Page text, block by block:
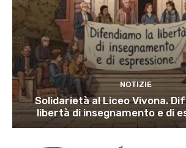
NOTIZIE
Solidarietà al Liceo Vivona.
libertà di insegnamento e di